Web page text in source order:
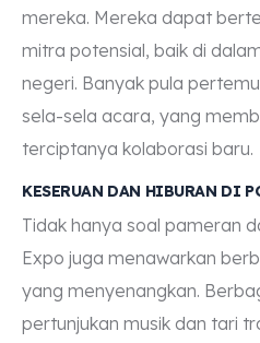
mereka. Mereka dapat
mitra potensial, baik di
negeri. Banyak pula
sela-sela acara, yang
terciptanya kolaborasi baru.
KESERUAN DAN HIBURAN DI
Tidak hanya soal pameran
Expo juga menawarkan
yang menyenangkan.
pertunjukan musik dan tari